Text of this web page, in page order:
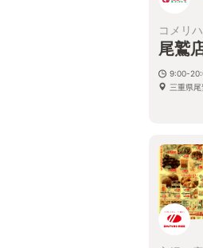
コメリ
尾鷲
9:00-
三重県